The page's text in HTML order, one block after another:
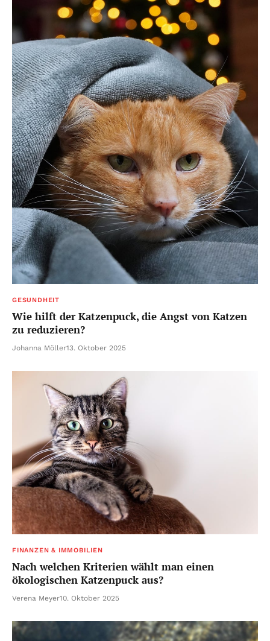
GESUNDHEIT
Wie hilft der Katzenpuck, die Angst von Katzen
zu reduzieren?
Johanna Möller13. Oktober 2025
FINANZEN & IMMOBILIEN
Nach welchen Kriterien wählt man einen
ökologischen Katzenpuck aus?
Verena Meyer10. Oktober 2025